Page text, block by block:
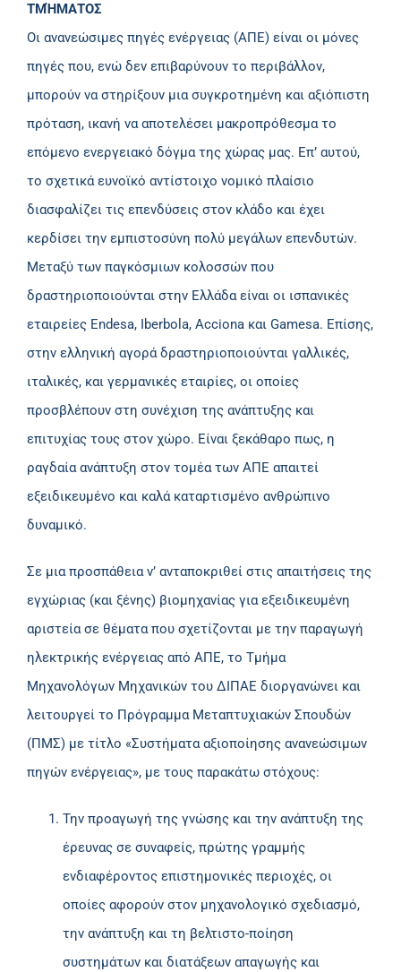
ΤΜΉΜΑΤΟΣ
Οι ανανεώσιμες πηγές ενέργειας (ΑΠΕ) είναι οι μόνες
πηγές που, ενώ δεν επιβαρύνουν το περιβάλλον,
μπορούν να στηρίξουν μια συγκροτημένη και αξιόπιστη
πρόταση, ικανή να αποτελέσει μακροπρόθεσμα το
επόμενο ενεργειακό δόγμα της χώρας μας. Επ’ αυτού,
το σχετικά ευνοϊκό αντίστοιχο νομικό πλαίσιο
διασφαλίζει τις επενδύσεις στον κλάδο και έχει
κερδίσει την εμπιστοσύνη πολύ μεγάλων επενδυτών.
Μεταξύ των παγκόσμιων κολοσσών που
δραστηριοποιούνται στην Ελλάδα είναι οι ισπανικές
εταιρείες Endesa, Iberbola, Acciona και Gamesa. Επίσης,
στην ελληνική αγορά δραστηριοποιούνται γαλλικές,
ιταλικές, και γερμανικές εταιρίες, οι οποίες
προσβλέπουν στη συνέχιση της ανάπτυξης και
επιτυχίας τους στον χώρο. Είναι ξεκάθαρο πως, η
ραγδαία ανάπτυξη στον τομέα των ΑΠΕ απαιτεί
εξειδικευμένο και καλά καταρτισμένο ανθρώπινο
δυναμικό.
Σε μια προσπάθεια ν’ ανταποκριθεί στις απαιτήσεις της
εγχώριας (και ξένης) βιομηχανίας για εξειδικευμένη
αριστεία σε θέματα που σχετίζονται με την παραγωγή
ηλεκτρικής ενέργειας από ΑΠΕ, το Τμήμα
Μηχανολόγων Μηχανικών του ΔΙΠΑΕ διοργανώνει και
λειτουργεί το Πρόγραμμα Μεταπτυχιακών Σπουδών
(ΠΜΣ) με τίτλο «Συστήματα αξιοποίησης ανανεώσιμων
πηγών ενέργειας», με τους παρακάτω στόχους:
Την προαγωγή της γνώσης και την ανάπτυξη της
έρευνας σε συναφείς, πρώτης γραμμής
ενδιαφέροντος επιστημονικές περιοχές, οι
οποίες αφορούν στον μηχανολογικό σχεδιασμό,
την ανάπτυξη και τη βελτιστο-ποίηση
συστημάτων και διατάξεων απαγωγής και